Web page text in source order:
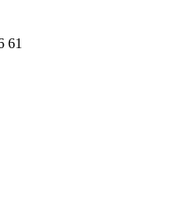
61